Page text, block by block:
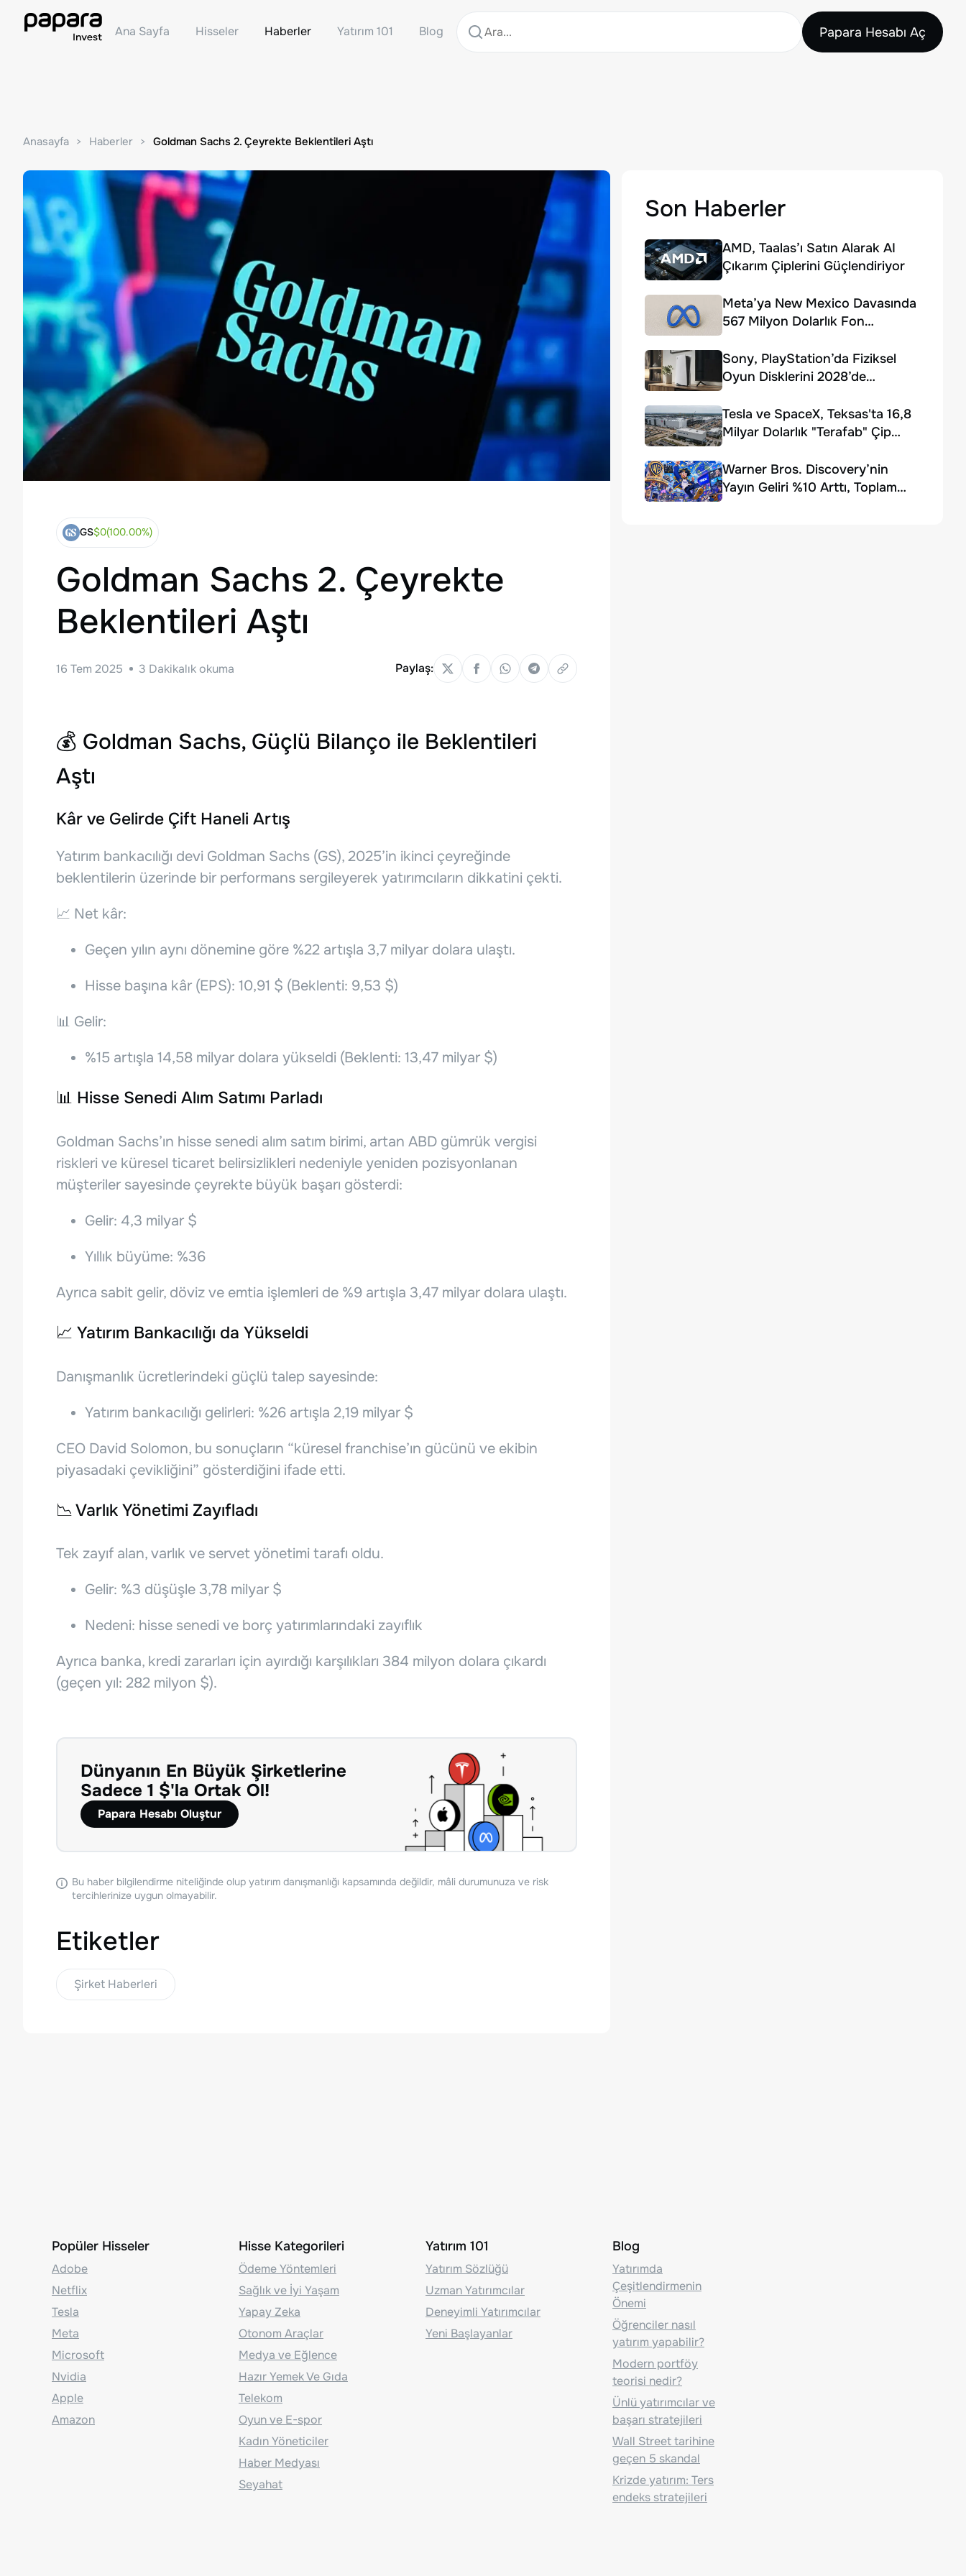
Ana Sayfa Hisseler Haberler Yatırım 101 Blog Papara Hesabı Aç
Anasayfa Haberler Goldman Sachs 2. Çeyrekte Beklentileri Aştı
GS$0(100.00%)
Goldman Sachs 2. Çeyrekte
Beklentileri Aştı
16 Tem 2025 3 Dakikalık okuma Paylaş:
💰 Goldman Sachs, Güçlü Bilanço ile Beklentileri
Aştı
Kâr ve Gelirde Çift Haneli Artış
Yatırım bankacılığı devi Goldman Sachs (GS), 2025’in ikinci çeyreğinde
beklentilerin üzerinde bir performans sergileyerek yatırımcıların dikkatini çekti.
📈 Net kâr:
Geçen yılın aynı dönemine göre %22 artışla 3,7 milyar dolara ulaştı.
Hisse başına kâr (EPS): 10,91 $ (Beklenti: 9,53 $)
📊 Gelir:
%15 artışla 14,58 milyar dolara yükseldi (Beklenti: 13,47 milyar $)
📊 Hisse Senedi Alım Satımı Parladı
Goldman Sachs’ın hisse senedi alım satım birimi, artan ABD gümrük vergisi
riskleri ve küresel ticaret belirsizlikleri nedeniyle yeniden pozisyonlanan
müşteriler sayesinde çeyrekte büyük başarı gösterdi:
Gelir: 4,3 milyar $
Yıllık büyüme: %36
Ayrıca sabit gelir, döviz ve emtia işlemleri de %9 artışla 3,47 milyar dolara ulaştı.
📈 Yatırım Bankacılığı da Yükseldi
Danışmanlık ücretlerindeki güçlü talep sayesinde:
Yatırım bankacılığı gelirleri: %26 artışla 2,19 milyar $
CEO David Solomon, bu sonuçların “küresel franchise’ın gücünü ve ekibin
piyasadaki çevikliğini” gösterdiğini ifade etti.
📉 Varlık Yönetimi Zayıfladı
Tek zayıf alan, varlık ve servet yönetimi tarafı oldu.
Gelir: %3 düşüşle 3,78 milyar $
Nedeni: hisse senedi ve borç yatırımlarındaki zayıflık
Ayrıca banka, kredi zararları için ayırdığı karşılıkları 384 milyon dolara çıkardı
(geçen yıl: 282 milyon $).
Dünyanın En Büyük Şirketlerine
Sadece 1 $'la Ortak Ol!
Papara Hesabı Oluştur
Bu haber bilgilendirme niteliğinde olup yatırım danışmanlığı kapsamında değildir, mâli durumunuza ve risk
tercihlerinize uygun olmayabilir.
Etiketler
Şirket Haberleri
Son Haberler
AMD, Taalas’ı Satın Alarak AI
Çıkarım Çiplerini Güçlendiriyor
Meta’ya New Mexico Davasında
567 Milyon Dolarlık Fon
Sony, PlayStation’da Fiziksel
Oyun Disklerini 2028’de
Tesla ve SpaceX, Teksas'ta 16,8
Milyar Dolarlık "Terafab" Çip
Warner Bros. Discovery’nin
Yayın Geliri %10 Arttı, Toplam
Popüler Hisseler
Adobe
Netflix
Tesla
Meta
Microsoft
Nvidia
Apple
Amazon
Hisse Kategorileri
Ödeme Yöntemleri
Sağlık ve İyi Yaşam
Yapay Zeka
Otonom Araçlar
Medya ve Eğlence
Hazır Yemek Ve Gıda
Telekom
Oyun ve E-spor
Kadın Yöneticiler
Haber Medyası
Seyahat
Yatırım 101
Yatırım Sözlüğü
Uzman Yatırımcılar
Deneyimli Yatırımcılar
Yeni Başlayanlar
Blog
Yatırımda
Çeşitlendirmenin
Önemi
Öğrenciler nasıl
yatırım yapabilir?
Modern portföy
teorisi nedir?
Ünlü yatırımcılar ve
başarı stratejileri
Wall Street tarihine
geçen 5 skandal
Krizde yatırım: Ters
endeks stratejileri